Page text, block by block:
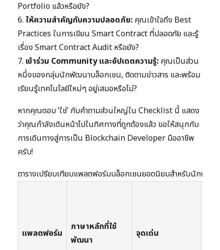
Portfolio แล้วหรือยัง?
6. ให้ความสำคัญกับความปลอดภัย: คุณเข้าใจถึง Best
Practices ในการเขียน Smart Contract ที่ปลอดภัย และรู้
เรื่อง Smart Contract Audit หรือยัง?
7. เข้าร่วม Community และอัปเดตความรู้: คุณเป็นส่วน
หนึ่งของกลุ่มนักพัฒนาบล็อกเชน, ติดตามข่าวสาร และพร้อม
เรียนรู้เทคโนโลยีใหม่ๆ อยู่เสมอหรือไม่?
หากคุณตอบ ‘ใช่’ กับคำถามส่วนใหญ่ใน Checklist นี้ แสดง
ว่าคุณกำลังเดินหน้าไปในทิศทางที่ถูกต้องแล้ว ขอให้สนุกกับ
การเดินทางสู่การเป็น Blockchain Developer มืออาชีพ
ครับ!
ตารางเปรียบเทียบแพลตฟอร์มบล็อกเชนยอดนิยมสำหรับนักพัฒน
แพลตฟอร์ม
ภาษาหลักที่ใช้
พัฒนา
จุดเด่น